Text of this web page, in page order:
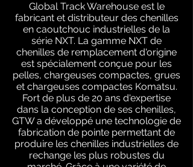
Global Track Warehouse est le
fabricant et distributeur des chenilles
en caoutchouc industrielles de la
série NXT. La gamme NXT de
chenilles de remplacement d'origine
est spécialement conçue pour les
pelles, chargeuses compactes, grues
et chargeuses compactes Komatsu.
Fort de plus de 20 ans d'expertise
dans la conception de ses chenilles,
GTW a développé une technologie de
fabrication de pointe permettant de
produire les chenilles industrielles de
rechange les plus robustes du